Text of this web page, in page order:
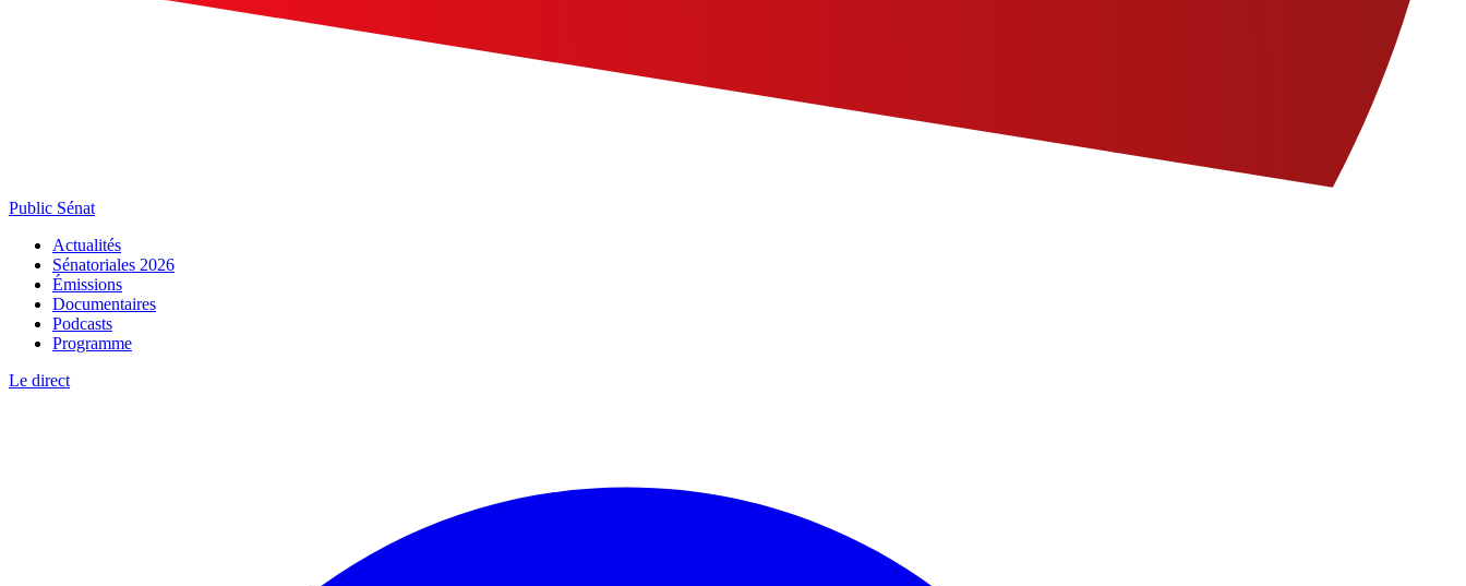
Public Sénat
Actualités
Sénatoriales 2026
Émissions
Documentaires
Podcasts
Programme
Le direct